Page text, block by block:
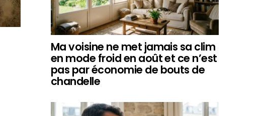
Ma voisine ne met jamais sa clim
en mode froid en août et ce n’est
pas par économie de bouts de
chandelle